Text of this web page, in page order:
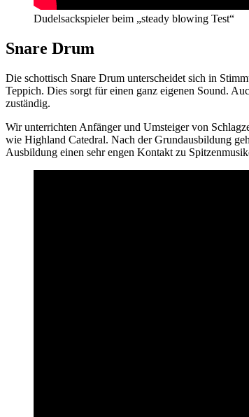
Dudelsackspieler beim „steady blowing Test“
Snare Drum
Die schottisch Snare Drum unterscheidet sich in
Teppich. Dies sorgt für einen ganz eigenen Sound.
zuständig.
Wir unterrichten Anfänger und Umsteiger von
wie Highland Catedral. Nach der Grundausbildung
Ausbildung einen sehr engen Kontakt zu